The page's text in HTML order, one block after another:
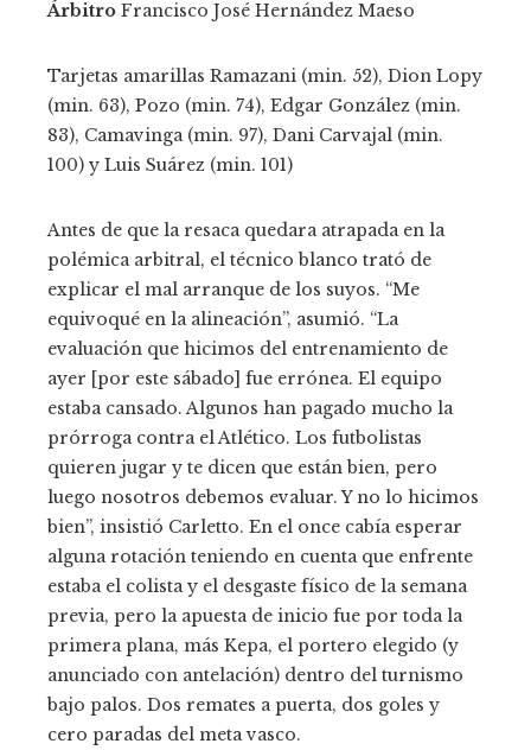
Árbitro Francisco José Hernández Maeso
Tarjetas amarillas Ramazani (min. 52), Dion Lopy
(min. 63), Pozo (min. 74), Edgar González (min.
83), Camavinga (min. 97), Dani Carvajal (min.
100) y Luis Suárez (min. 101)
Antes de que la resaca quedara atrapada en la
polémica arbitral, el técnico blanco trató de
explicar el mal arranque de los suyos. “Me
equivoqué en la alineación”, asumió. “La
evaluación que hicimos del entrenamiento de
ayer [por este sábado] fue errónea. El equipo
estaba cansado. Algunos han pagado mucho la
prórroga contra el Atlético. Los futbolistas
quieren jugar y te dicen que están bien, pero
luego nosotros debemos evaluar. Y no lo hicimos
bien”, insistió Carletto. En el once cabía esperar
alguna rotación teniendo en cuenta que enfrente
estaba el colista y el desgaste físico de la semana
previa, pero la apuesta de inicio fue por toda la
primera plana, más Kepa, el portero elegido (y
anunciado con antelación) dentro del turnismo
bajo palos. Dos remates a puerta, dos goles y
cero paradas del meta vasco.